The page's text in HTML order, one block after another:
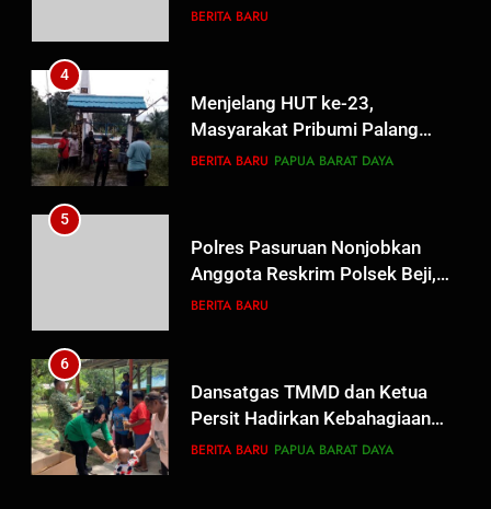
Umara Melalui Program Rabu
BERITA BARU
4
Menjelang HUT ke-23,
Masyarakat Pribumi Palang
Tugu Sejarah Trikora
BERITA BARU PAPUA BARAT DAYA
5
Polres Pasuruan Nonjobkan
Anggota Reskrim Polsek Beji,
Wujud Komitmen Transparansi
BERITA BARU
6
Dansatgas TMMD dan Ketua
Persit Hadirkan Kebahagiaan
bagi Mama-Mama dan Anak-
BERITA BARU PAPUA BARAT DAYA